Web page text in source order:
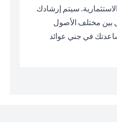
سيتم إرشادك
مختلف الأصول
في جني عوائد